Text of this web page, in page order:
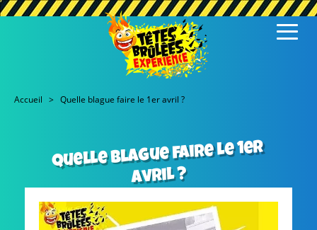
Accueil Quelle blague faire le 1er avril ?
Quelle blague faire le 1er
avril ?